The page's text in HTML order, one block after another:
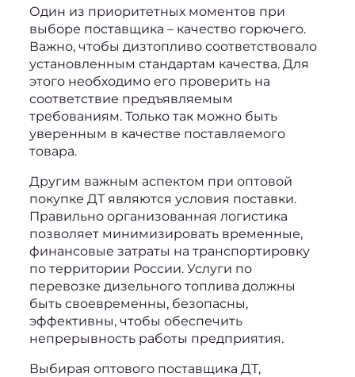
Один из приоритетных моментов при
выборе поставщика – качество горючего.
Важно, чтобы дизтопливо соответствовало
установленным стандартам качества. Для
этого необходимо его проверить на
соответствие предъявляемым
требованиям. Только так можно быть
уверенным в качестве поставляемого
товара.
Другим важным аспектом при оптовой
покупке ДТ являются условия поставки.
Правильно организованная логистика
позволяет минимизировать временные,
финансовые затраты на транспортировку
по территории России. Услуги по
перевозке дизельного топлива должны
быть своевременны, безопасны,
эффективны, чтобы обеспечить
непрерывность работы предприятия.
Выбирая оптового поставщика ДТ,